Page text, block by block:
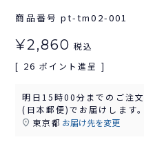
商品番号 pt-tm02-001
¥2,860 税込
[ 26 ポイント進呈 ]
明日 15時00分 までのご注
(日本郵便)でお届けします。
東京都 お届け先を変更